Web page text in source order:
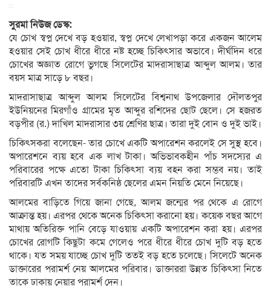
সুরমা নিউজ ডেস্ক:
যে চোখ স্বপ্ন দেখে বড় হওয়ার, স্বপ্ন দেখে লেখাপড়া করে একজন আলেম
হওয়ার সেই চোখ ধীরে ধীরে নষ্ট হচ্ছে চিকিৎসার অভাবে। দীর্ঘদিন ধরে
চোখের অজ্ঞাত রোগে ভুগছে সিলেটের মাদরাসাছাত্র আব্দুল আলম। তার
বয়স মাত্র সাড়ে ৮ বছর।
মাদরাসাছাত্র আব্দুল আলম সিলেটের বিশ্বনাথ উপজেলার দৌলতপুর
ইউনিয়নের মিরগাঁও গ্রামের মৃত আব্দুর রশিদের ছোট ছেলে। সে হজরত
বড়পীর (র.) দাখিল মাদরাসার ৩য় শ্রেণির ছাত্র। তারা দুই বোন ও দুই ভাই।
চিকিৎসকরা বলেছেন- তার চোখে একটি অপারেশন করলেই সে সুস্থ হবে।
অপারেশনে ব্যয় হবে এক লাখ টাকা। অভিভাবকহীন পাঁচ সদস্যের এ
পরিবারের পক্ষে এতো টাকা চিকিৎসা ব্যয় বহন করা সম্ভব নয়। তাই
পরিবারটি এখন তাদের সর্বকনিষ্ঠ ছেলের এমন নিয়তি মেনে নিয়েছে।
আলমের বাড়িতে গিয়ে জানা গেছে, আলম জন্মের পর থেকে এ রোগে
আক্রান্ত হয়। এরপর থেকে অনেক চিকিৎসা করানো হয়। কয়েক বছর আগে
মাথায় অতিরিক্ত পানি বেড়ে যাওয়ায় একটি অপারেশন করা হয়। এরপর
চোখের রোগটি কিছুটা কমে গেলেও পরে ধীরে ধীরে চোখ দুটি বড় হতে
থাকে। যত সময় যাচ্ছে চোখ দুটি ততই বড় হতে চলেছে। সিলেটে অনেক
ডাক্তারের পরামর্শ নেয় আলমের পরিবার। ডাক্তাররা উন্নত চিকিৎসা নিতে
তাকে ঢাকায় নেয়ার পরামর্শ দেন।